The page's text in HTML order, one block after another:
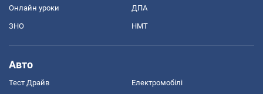
Онлайн уроки ДПА
ЗНО НМТ
Авто
Тест Драйв Електромобілі